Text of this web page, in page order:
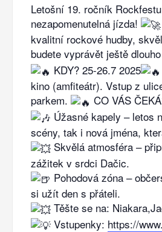
Letošní 19. ročník
nezapomenutelná jízda!
kvalitní rockové hudby,
budete vyprávět ještě
KDY? 25-26.7 2025
kino (amfiteátr). Vstup z
parkem.
CO VÁS
Úžasné kapely – letos
scény, tak i nová jména,
Skvělá atmosféra –
zážitek v srdci Dačic.
Pohodová zóna –
si užít den s přáteli.
Těšte se na:
Vstupenky: https://